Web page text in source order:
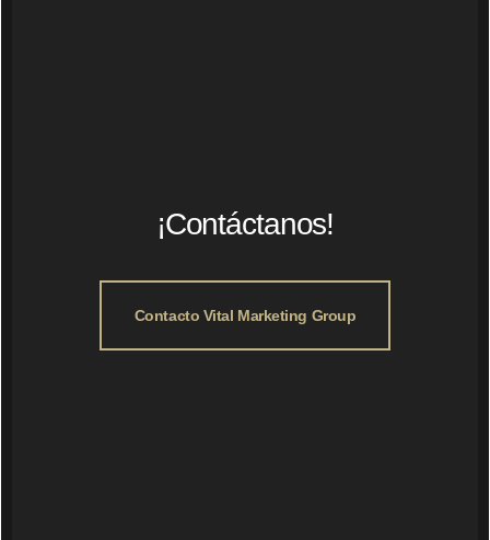
¡Contáctanos!
Contacto Vital Marketing Group